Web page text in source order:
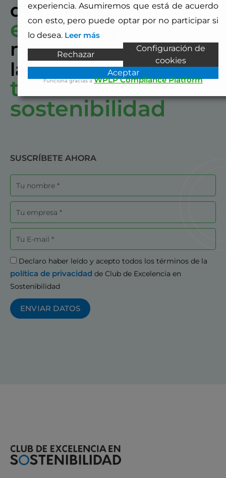
de nuestros
eventos y
mantente al día con
lasúltimas
tendencias en
sostenibilidad
SUSCRÍBETE AHORA
Nombre
Empresa
Correo
electrónico
Aceptación
Declaro haber leído y acepto todos los términos de la
política de privacidad de Club de Excelencia en
Sostenibilidad
ENVIAR DATOS
experiencia. Asumiremos que está de acuerdo
con esto, pero puede optar por no participar si
lo desea. Leer más
Rechazar
Configuración de
cookies
Aceptar
Funciona gracias aWPLP Compliance Platform